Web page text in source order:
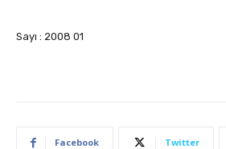
Sayı : 2008 01
Facebook Twitter